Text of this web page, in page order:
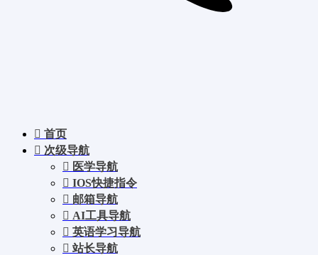
首页
次级导航
医学导航
IOS快捷指令
邮箱导航
AI工具导航
英语学习导航
站长导航